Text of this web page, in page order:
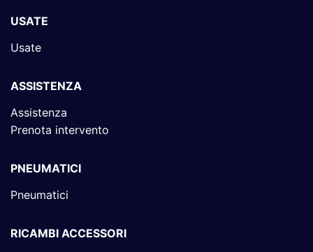
USATE
Usate
ASSISTENZA
Assistenza
Prenota intervento
PNEUMATICI
Pneumatici
RICAMBI ACCESSORI